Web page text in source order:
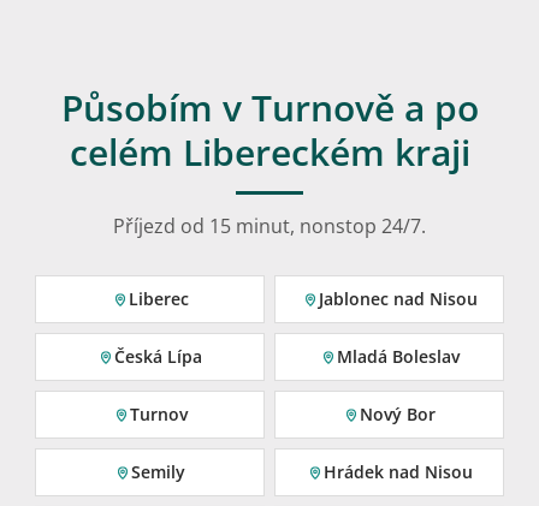
Působím v Turnově a po
celém Libereckém kraji
Příjezd od 15 minut, nonstop 24/7.
Liberec Jablonec nad Nisou
Česká Lípa Mladá Boleslav
Turnov Nový Bor
Semily Hrádek nad Nisou